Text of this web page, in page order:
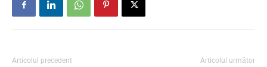
Articolul precedent Articolul următor